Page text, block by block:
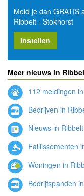
Meld je dan GRATIS
Ribbelt - Stokhorst
Instellen
Meer nieuws in
112 meldingen
Bedrijven in
Nieuws in
Faillissementen
Woningen in
Bedrijfspanden